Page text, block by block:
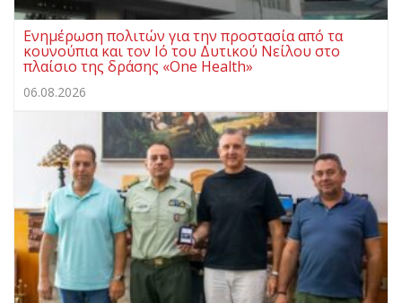
Ενημέρωση πολιτών για την προστασία από τα
κουνούπια και τον Ιό του Δυτικού Νείλου στο
πλαίσιο της δράσης «One Health»
06.08.2026